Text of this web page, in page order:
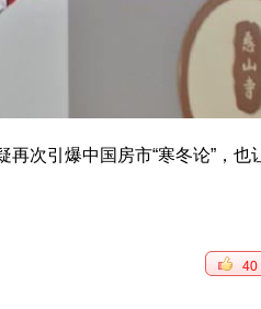
次引爆中国房市“寒冬论”，也
40